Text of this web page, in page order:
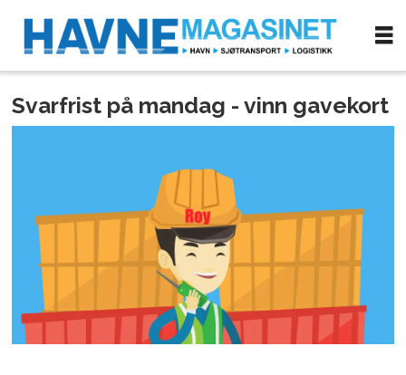
Svarfrist på mandag - vinn gavekort